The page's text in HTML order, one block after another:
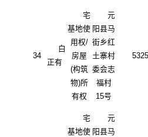
34
白
正有
宅
基地使
用权/
房屋
(构筑
物)所
有权
元
阳县马
街乡红
土寨村
委会志
福村
15号
宅
基地使
元
阳县马